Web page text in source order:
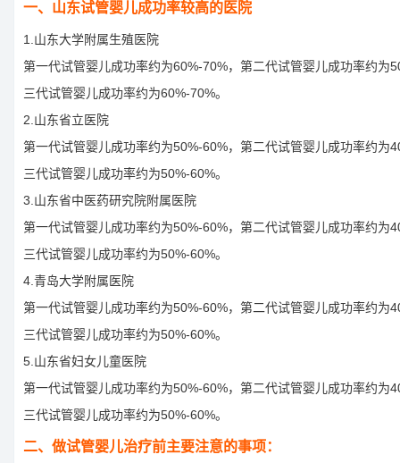
一、山东试管婴儿成功率较高的医院
1.山东大学附属生殖医院
第一代试管婴儿成功率约为60%-70%，第二代试管婴儿成功率约为
三代试管婴儿成功率约为60%-70%。
2.山东省立医院
第一代试管婴儿成功率约为50%-60%，第二代试管婴儿成功率约为
三代试管婴儿成功率约为50%-60%。
3.山东省中医药研究院附属医院
第一代试管婴儿成功率约为50%-60%，第二代试管婴儿成功率约为
三代试管婴儿成功率约为50%-60%。
4.青岛大学附属医院
第一代试管婴儿成功率约为50%-60%，第二代试管婴儿成功率约为
三代试管婴儿成功率约为50%-60%。
5.山东省妇女儿童医院
第一代试管婴儿成功率约为50%-60%，第二代试管婴儿成功率约为
三代试管婴儿成功率约为50%-60%。
二、做试管婴儿治疗前主要注意的事项：